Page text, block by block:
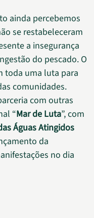
ainda percebemos
se restabeleceram
a insegurança
do pescado. O
toda uma luta para
comunidades.
com outras
“Mar de Luta”, com
Águas Atingidos
da
no dia